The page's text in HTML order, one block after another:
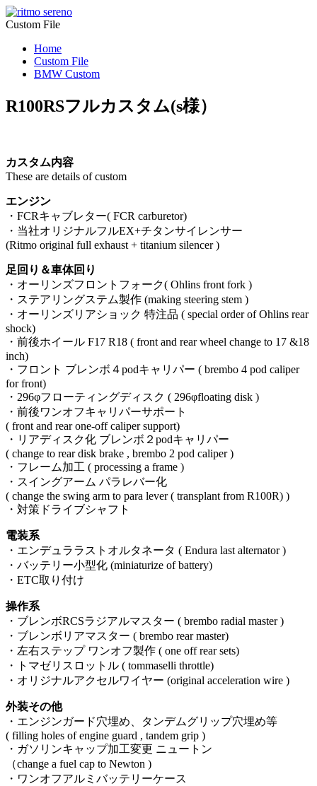
Custom File
Home
Custom File
BMW Custom
R100RSフルカスタム(s様）
カスタム内容
These are details of custom
エンジン
・FCRキャブレター( FCR carburetor)
・当社オリジナルフルEX+チタンサイレンサー
(Ritmo original full exhaust + titanium silencer )
足回り＆車体回り
・オーリンズフロントフォーク( Ohlins front fork )
・ステアリングステム製作 (making steering stem )
・オーリンズリアショック 特注品 ( special order of Ohlins rear
shock)
・前後ホイール F17 R18 ( front and rear wheel change to 17 &18
inch)
・フロント ブレンボ４podキャリパー ( brembo 4 pod caliper
for front)
・296φフローティングディスク ( 296φfloating disk )
・前後ワンオフキャリパーサポート
( front and rear one-off caliper support)
・リアディスク化 ブレンボ２podキャリパー
( change to rear disk brake , brembo 2 pod caliper )
・フレーム加工 ( processing a frame )
・スイングアーム パラレバー化
( change the swing arm to para lever ( transplant from R100R) )
・対策ドライブシャフト
電装系
・エンデュララストオルタネータ ( Endura last alternator )
・バッテリー小型化 (miniaturize of battery)
・ETC取り付け
操作系
・ブレンボRCSラジアルマスター ( brembo radial master )
・ブレンボリアマスター ( brembo rear master)
・左右ステップ ワンオフ製作 ( one off rear sets)
・トマゼリスロットル ( tommaselli throttle)
・オリジナルアクセルワイヤー (original acceleration wire )
外装その他
・エンジンガード穴埋め、タンデムグリップ穴埋め等
( filling holes of engine guard , tandem grip )
・ガソリンキャップ加工変更 ニュートン
（change a fuel cap to Newton )
・ワンオフアルミバッテリーケース